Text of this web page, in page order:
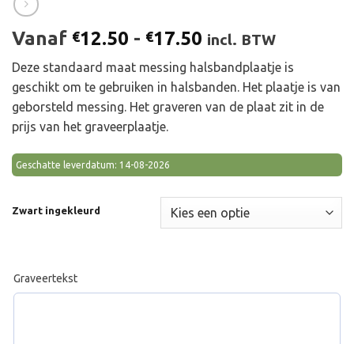
Vanaf €12.50 - €17.50 Prijsklasse:
€12.50
tot
€17.50
incl. BTW
Deze standaard maat messing halsbandplaatje is
geschikt om te gebruiken in halsbanden. Het plaatje is van
geborsteld messing. Het graveren van de plaat zit in de
prijs van het graveerplaatje.
Geschatte leverdatum: 14-08-2026
Zwart ingekleurd
Graveertekst